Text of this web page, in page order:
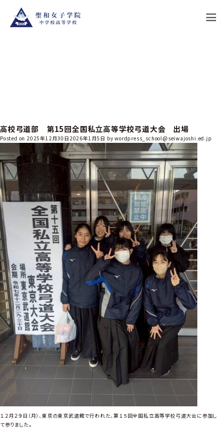
2025年12月
高校弓道部 第15回全国私立高等学校弓道大会 出場
Posted on 2025年12月30日2026年1月5日 bywordpress_school@seiwajoshi.ed.jp
１２月２９日（月）、東京の東京武道館で行われた、第１５回全国私立高等学校弓道大会に参加し
て参りました。